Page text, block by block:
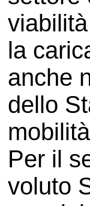
la
anche
dello
Per il
voluto